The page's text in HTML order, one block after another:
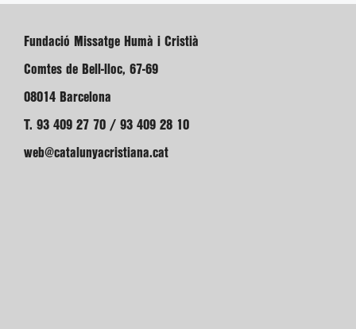
Fundació Missatge Humà i Cristià
Comtes de Bell-lloc, 67-69
08014 Barcelona
T. 93 409 27 70 / 93 409 28 10
web@catalunyacristiana.cat